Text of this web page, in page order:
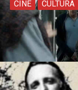
CINE CULTURA